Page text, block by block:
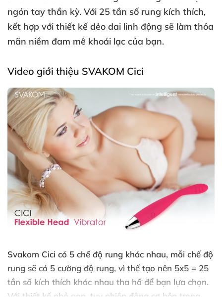
ngón tay thần kỳ. Với 25 tần số rung kích thích,
kết hợp với thiết kế dẻo dai linh động sẽ làm thỏa
mãn niềm đam mê khoái lạc của bạn.
Video giới thiệu SVAKOM Cici
Svakom Cici có 5 chế độ rung khác nhau, mỗi chế độ
rung sẽ có 5 cường độ rung, vì thế tạo nên 5x5 = 25
tần số kích thích khác nhau tha hồ để bạn lựa chọn.